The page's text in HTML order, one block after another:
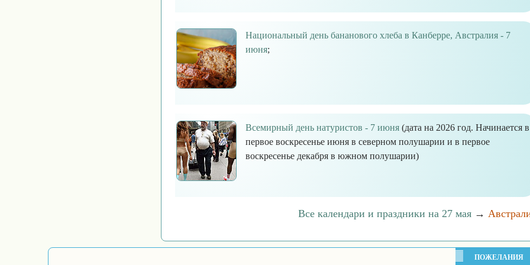
Национальный день бананового хлеба в Канберре, Австралия - 7
июня;
Всемирный день натуристов - 7 июня (дата на 2026 год. Начинается в
первое воскресенье июня в северном полушарии и в первое
воскресенье декабря в южном полушарии)
Все календари и праздники на 27 мая →
ПОЖЕЛАНИЯ